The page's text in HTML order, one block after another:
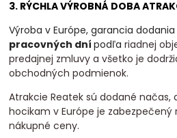
3. RÝCHLA VÝROBNÁ DOBA
Výroba v Európe, garancia
pracovných dnípodľariadnej
predajnej zmluvy a všetko je
obchodných podmienok.
Atrakcie Reatek sú dodané načas,
hocikam v Európe je zabezpečený
nákupné ceny.